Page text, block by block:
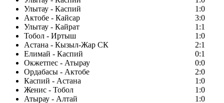
Улытау - Каспий
1:0
Актобе - Кайсар
3:0
Улытау - Кайрат
1:1
Тобол - Иртыш
1:0
Астана - Кызыл-Жар СК
2:1
Елимай - Каспий
0:1
Окжетпес - Атырау
0:0
Ордабасы - Актобе
2:0
Каспий - Астана
1:0
Женис - Тобол
1:0
Атырау - Алтай
1:0